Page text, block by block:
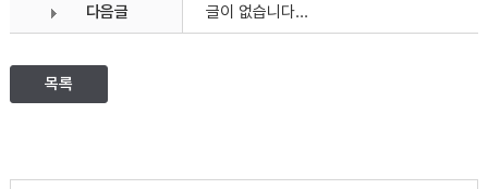
다음글 글이 없습니다...
목록